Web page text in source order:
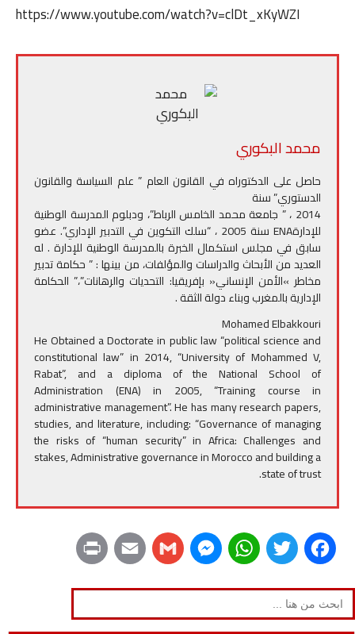
https://www.youtube.com/watch?v=clDt_xKyWZI
محمد البكوري
حاصل على الدكتوراه في القانون العام ” علم السياسة والقانون
الدستوري” سنة
2014 ، ” جامعة محمد الخامس الرباط”، ودبلوم المدرسة الوطنية
للإدارةENA سنة 2005 ، “سلك التكوين في التدبير الإداري”. عضو
سابق في مجلس استكمال الخبرة بالمدرسة الوطنية للإدارة . له
العديد من الأبحاث والدراسات والمؤلفات، من بينها : ” حكامة تدبير
مخاطر »الأمن الإنساني« بإفريقيا: التحديات والرهانات”،” الحكامة
الإدارية بالمغرب وبناء دولة الثقة .
Mohamed Elbakkouri
He Obtained a Doctorate in public law “political science and
constitutional law” in 2014, “University of Mohammed V,
Rabat”, and a diploma of the National School of
Administration (ENA) in 2005, “Training course in
administrative management”. He has many research papers,
studies, and literature, including: “Governance of managing
the risks of “human security” in Africa: Challenges and
stakes, Administrative governance in Morocco and building a
state of trust.
F
a
c
T
w
i
W
h
a
M
e
s
G
m
a
E
m
a
r
i
Search
for: